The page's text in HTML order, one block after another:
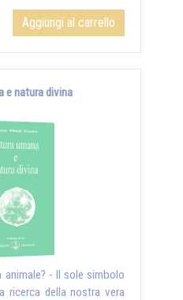
Aggiungi al carrello
e natura divina
animale? - Il sole simbolo
ricerca della nostra vera